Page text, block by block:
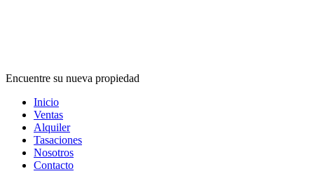
Encuentre su nueva propiedad
Inicio
Ventas
Alquiler
Tasaciones
Nosotros
Contacto